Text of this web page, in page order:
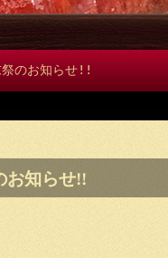
祭のお知らせ!!
お知らせ!!